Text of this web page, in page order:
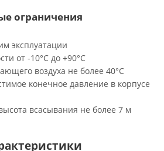
ограничения
эксплуатации
от -10°C до +90°C
воздуха не более 40°C
конечное давление в корпусе
всасывания не более 7 м